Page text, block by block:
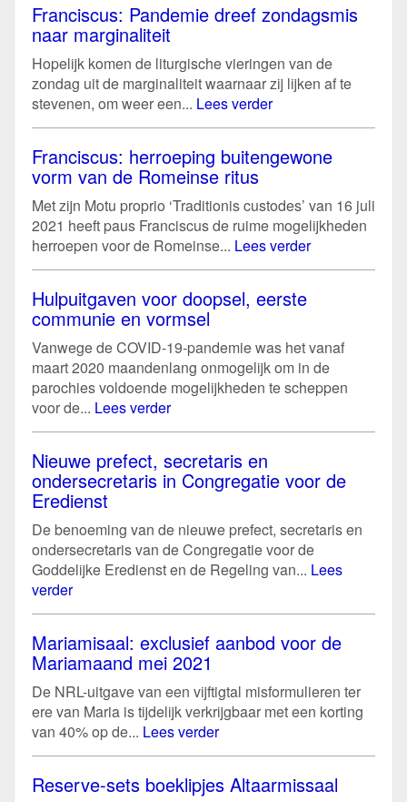
Franciscus: Pandemie dreef zondagsmis
naar marginaliteit
Hopelijk komen de liturgische vieringen van de
zondag uit de marginaliteit waarnaar zij lijken af te
stevenen, om weer een... Lees verder
Franciscus: herroeping buitengewone
vorm van de Romeinse ritus
Met zijn Motu proprio ‘Traditionis custodes’ van 16 juli
2021 heeft paus Franciscus de ruime mogelijkheden
herroepen voor de Romeinse... Lees verder
Hulpuitgaven voor doopsel, eerste
communie en vormsel
Vanwege de COVID-19-pandemie was het vanaf
maart 2020 maandenlang onmogelijk om in de
parochies voldoende mogelijkheden te scheppen
voor de... Lees verder
Nieuwe prefect, secretaris en
ondersecretaris in Congregatie voor de
Eredienst
De benoeming van de nieuwe prefect, secretaris en
ondersecretaris van de Congregatie voor de
Goddelijke Eredienst en de Regeling van... Lees
verder
Mariamisaal: exclusief aanbod voor de
Mariamaand mei 2021
De NRL-uitgave van een vijftigtal misformulieren ter
ere van Maria is tijdelijk verkrijgbaar met een korting
van 40% op de... Lees verder
Reserve-sets boeklipjes Altaarmissaal